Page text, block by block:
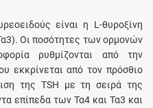
είναι η L-θυροξίνη
Οι ποσότητες των ορμονών
ρυθμίζονται από την
εκκρίνεται από τον πρόσθιο
της TSH με τη σειρά της
επίπεδα των Τα4 και Τα3 και